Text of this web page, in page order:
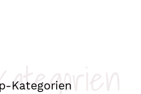
Kategorien